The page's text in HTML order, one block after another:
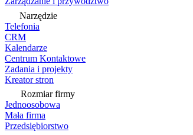
Narzędzie
Telefonia
CRM
Kalendarze
Centrum Kontaktowe
Zadania i projekty
Kreator stron
Rozmiar firmy
Jednoosobowa
Mała firma
Przedsiębiorstwo